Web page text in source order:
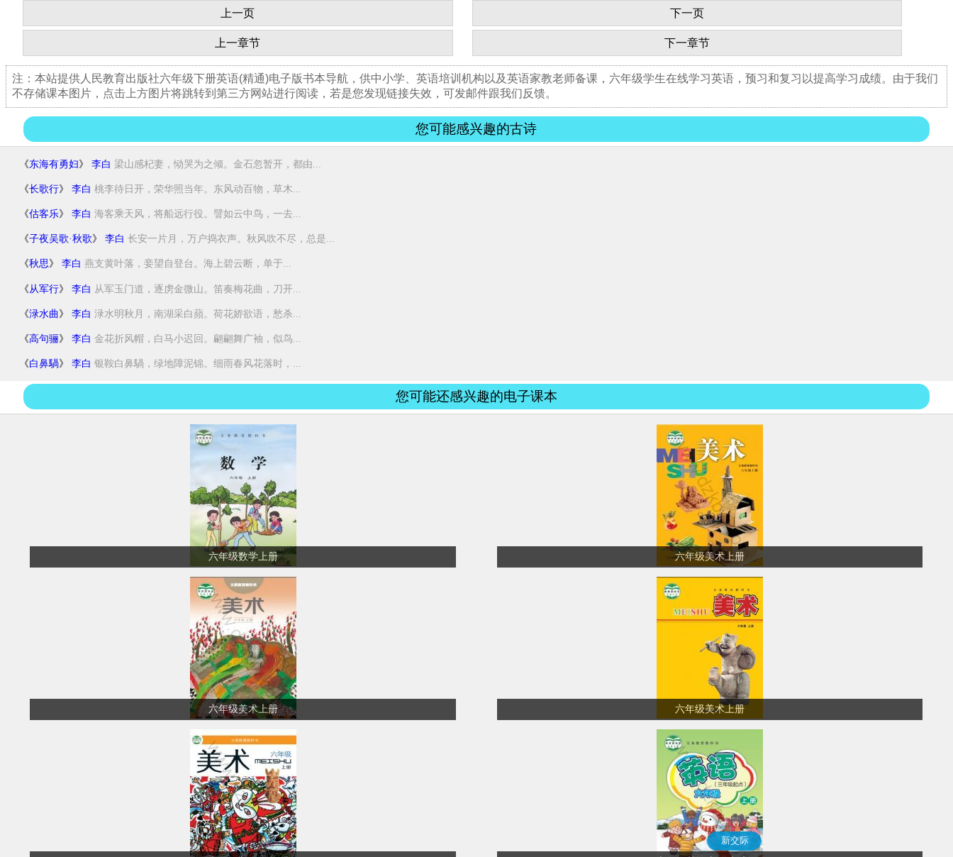
上一页 下一页
上一章节 下一章节
注：本站提供人民教育出版社六年级下册英语(精通)电子版书本导航，供中小学、英语培训机构以及英语家教老师备课，六年级学生在线学习英语，预习和复习以提高学习成绩。由于我们
不存储课本图片，点击上方图片将跳转到第三方网站进行阅读，若是您发现链接失效，可发邮件跟我们反馈。
您可能感兴趣的古诗
《东海有勇妇》 李白 梁山感杞妻，恸哭为之倾。金石忽暂开，都由...
《长歌行》 李白 桃李待日开，荣华照当年。东风动百物，草木...
《估客乐》 李白 海客乘天风，将船远行役。譬如云中鸟，一去...
《子夜吴歌·秋歌》 李白 长安一片月，万户捣衣声。秋风吹不尽，总是...
《秋思》 李白 燕支黄叶落，妾望自登台。海上碧云断，单于...
《 从军行》 李白 从军玉门道，逐虏金微山。笛奏梅花曲，刀开...
《渌水曲 》 李白 渌水明秋月，南湖采白蘋。荷花娇欲语，愁杀...
《高句骊》 李白 金花折风帽，白马小迟回。翩翩舞广袖，似鸟...
《白鼻騧》 李白 银鞍白鼻騧，绿地障泥锦。细雨春风花落时，...
您可能还感兴趣的电子课本
六年级数学上册 六年级美术上册
六年级美术上册 六年级美术上册
新交际